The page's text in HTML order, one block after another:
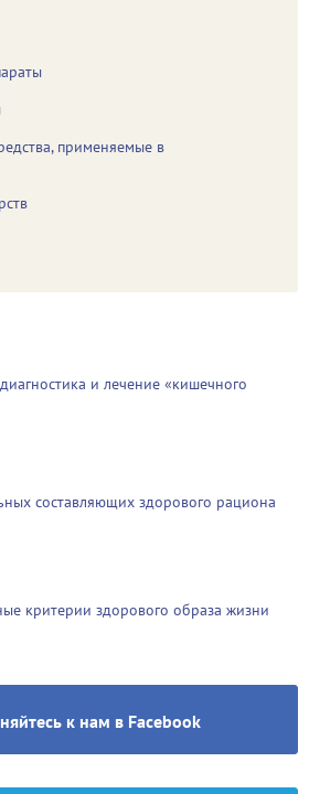
применяемые в
и лечение «кишечного
составляющих здорового рациона
критерии здорового образа жизни
к нам в Facebook